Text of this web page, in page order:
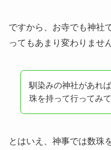
ですから、お寺でも神社
ってもあまり変わりません
馴染みの神社があれ
珠を持って行ってみて
とはいえ、神事では数珠